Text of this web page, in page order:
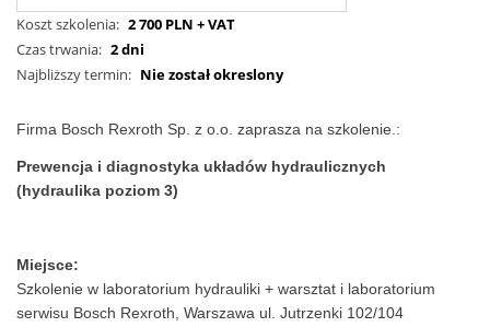
Koszt szkolenia: 2 700 PLN + VAT
Czas trwania: 2 dni
Najbliższy termin: Nie został okreslony
Firma Bosch Rexroth Sp. z o.o. zaprasza na szkolenie.:
Prewencja i diagnostyka układów hydraulicznych
(hydraulika poziom 3)
Miejsce:
Szkolenie w laboratorium hydrauliki + warsztat i laboratorium
serwisu Bosch Rexroth, Warszawa ul. Jutrzenki 102/104